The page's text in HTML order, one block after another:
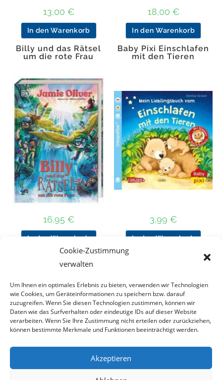
Cookie-Zustimmung
verwalten
Um Ihnen ein optimales Erlebnis zu bieten, verwenden wir Technologien
wie Cookies, um Geräteinformationen zu speichern bzw. darauf
zuzugreifen. Wenn Sie diesen Technologien zustimmen, können wir
Daten wie das Surfverhalten oder eindeutige IDs auf dieser Website
verarbeiten. Wenn Sie Ihre Zustimmung nicht erteilen oder zurückziehen,
können bestimmte Merkmale und Funktionen beeinträchtigt werden.
Akzeptieren
13,00 €
In den Warenkorb
18,00 €
In den Warenkorb
Billy und das Rätsel
um die rote Frau
16,95 €
In den Warenkorb
Baby Pixi Einschlafen
mit den Tieren
3,99 €
In den Warenkorb
Nach Preis filtern
Kategorie
auswählen
Datenschutz Haftungsausschluss